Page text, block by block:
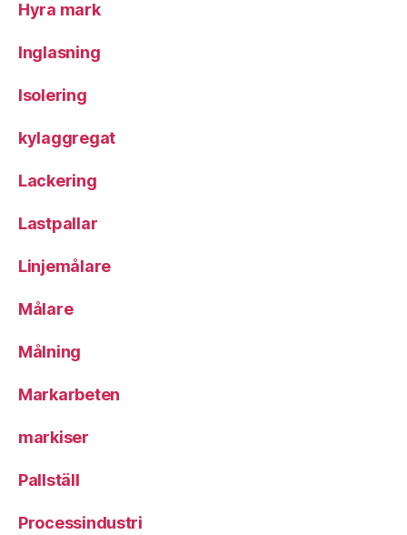
Hyra mark
Inglasning
Isolering
kylaggregat
Lackering
Lastpallar
Linjemålare
Målare
Målning
Markarbeten
markiser
Pallställ
Processindustri